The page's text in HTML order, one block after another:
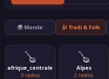
🌍 Monde 🎻 Tradi & Folk
🪕
afrique_centrale
3 radios
🪕
Alpes
2 radios